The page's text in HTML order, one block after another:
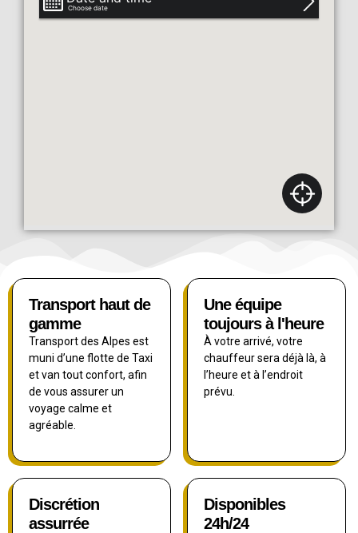
Transport haut de
gamme
Transport des Alpes est
muni d’une flotte de Taxi
et van tout confort, afin
de vous assurer un
voyage calme et
agréable.
Une équipe
toujours à l'heure
À votre arrivé, votre
chauffeur sera déjà là, à
l’heure et à l’endroit
prévu.
Discrétion
assurrée
Disponibles
24h/24